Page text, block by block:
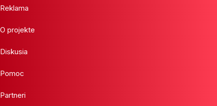
Reklama
O projekte
Diskusia
Pomoc
Partneri